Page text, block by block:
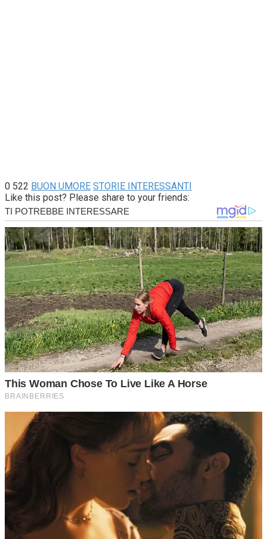
0 522 BUON UMORE STORIE INTERESSANTI
Like this post? Please share to your friends: